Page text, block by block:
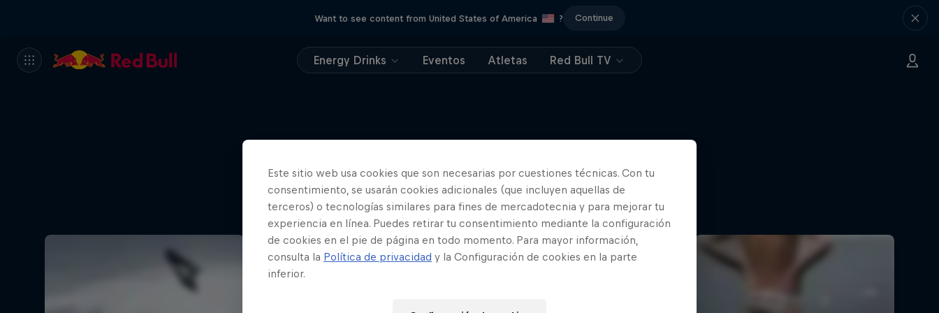
Want to see content from United States of America ? Continue
Energy Drinks Eventos Atletas Red Bull TV
Más contenidos similares
Este sitio web usa cookies que son necesarias por cuestiones técnicas. Con tu
consentimiento, se usarán cookies adicionales (que incluyen aquellas de
terceros) o tecnologías similares para fines de mercadotecnia y para mejorar tu
experiencia en línea. Puedes retirar tu consentimiento mediante la configuración
de cookies en el pie de página en todo momento. Para mayor información,
consulta la Política de privacidad y la Configuración de cookies en la parte
inferior.